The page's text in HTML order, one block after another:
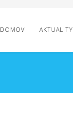
DOMOV AKTUALITY